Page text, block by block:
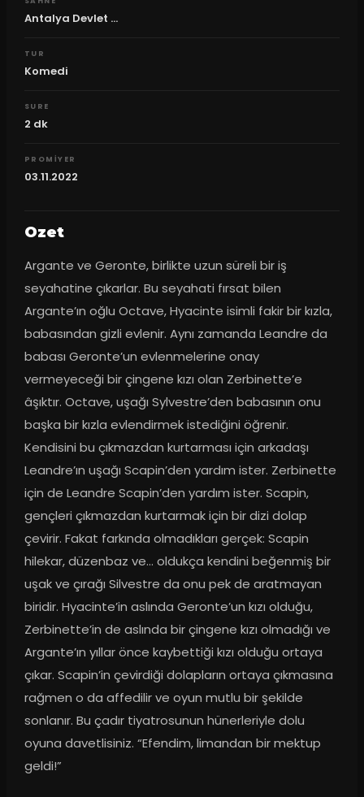
Antalya Devlet ...
TUR
Komedi
SURE
2 dk
PROMIYER
03.11.2022
Ozet
Argante ve Geronte, birlikte uzun süreli bir iş
seyahatine çıkarlar. Bu seyahati fırsat bilen
Argante’ın oğlu Octave, Hyacinte isimli fakir bir kızla,
babasından gizli evlenir. Aynı zamanda Leandre da
babası Geronte’un evlenmelerine onay
vermeyeceği bir çingene kızı olan Zerbinette’e
âşıktır. Octave, uşağı Sylvestre’den babasının onu
başka bir kızla evlendirmek istediğini öğrenir.
Kendisini bu çıkmazdan kurtarması için arkadaşı
Leandre’ın uşağı Scapin’den yardım ister. Zerbinette
için de Leandre Scapin’den yardım ister. Scapin,
gençleri çıkmazdan kurtarmak için bir dizi dolap
çevirir. Fakat farkında olmadıkları gerçek: Scapin
hilekar, düzenbaz ve… oldukça kendini beğenmiş bir
uşak ve çırağı Silvestre da onu pek de aratmayan
biridir. Hyacinte’in aslında Geronte’un kızı olduğu,
Zerbinette’in de aslında bir çingene kızı olmadığı ve
Argante’ın yıllar önce kaybettiği kızı olduğu ortaya
çıkar. Scapin’in çevirdiği dolapların ortaya çıkmasına
rağmen o da affedilir ve oyun mutlu bir şekilde
sonlanır. Bu çadır tiyatrosunun hünerleriyle dolu
oyuna davetlisiniz. “Efendim, limandan bir mektup
geldi!”